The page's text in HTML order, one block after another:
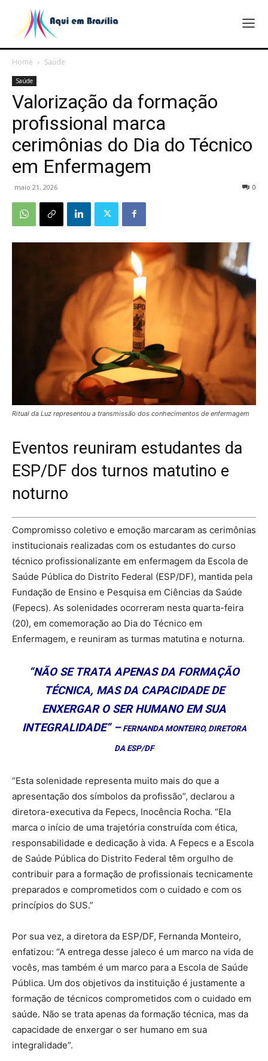
Home Saúde
Saúde
Valorização da formação
profissional marca
cerimônias do Dia do Técnico
em Enfermagem
maio 21, 2026 0
Ritual da Luz representou a transmissão dos conhecimentos de enfermagem
Eventos reuniram estudantes da
ESP/DF dos turnos matutino e
noturno
Compromisso coletivo e emoção marcaram as cerimônias
institucionais realizadas com os estudantes do curso
técnico profissionalizante em enfermagem da Escola de
Saúde Pública do Distrito Federal (ESP/DF), mantida pela
Fundação de Ensino e Pesquisa em Ciências da Saúde
(Fepecs). As solenidades ocorreram nesta quarta-feira
(20), em comemoração ao Dia do Técnico em
Enfermagem, e reuniram as turmas matutina e noturna.
“NÃO SE TRATA APENAS DA FORMAÇÃO
TÉCNICA, MAS DA CAPACIDADE DE
ENXERGAR O SER HUMANO EM SUA
INTEGRALIDADE” –FERNANDA MONTEIRO, DIRETORA
DA ESP/DF
“Esta solenidade representa muito mais do que a
apresentação dos símbolos da profissão”, declarou a
diretora-executiva da Fepecs, Inocência Rocha. “Ela
marca o início de uma trajetória construída com ética,
responsabilidade e dedicação à vida. A Fepecs e a Escola
de Saúde Pública do Distrito Federal têm orgulho de
contribuir para a formação de profissionais tecnicamente
preparados e comprometidos com o cuidado e com os
princípios do SUS.”
Por sua vez, a diretora da ESP/DF, Fernanda Monteiro,
enfatizou: “A entrega desse jaleco é um marco na vida de
vocês, mas também é um marco para a Escola de Saúde
Pública. Um dos objetivos da instituição é justamente a
formação de técnicos comprometidos com o cuidado em
saúde. Não se trata apenas da formação técnica, mas da
capacidade de enxergar o ser humano em sua
integralidade”.